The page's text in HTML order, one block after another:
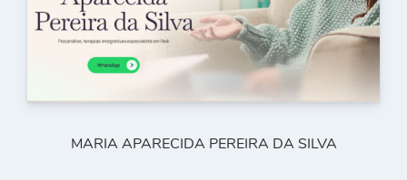
MARIA APARECIDA PEREIRA DA SILVA